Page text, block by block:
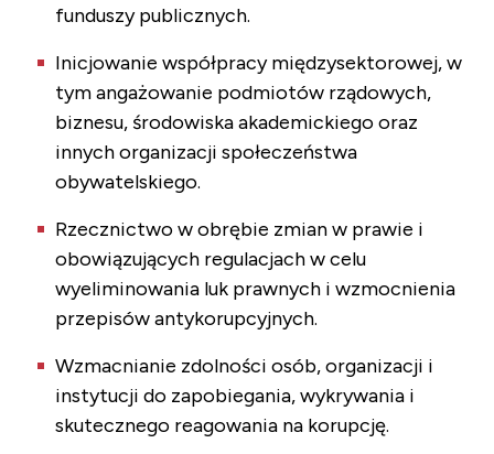
funduszy publicznych.
Inicjowanie współpracy międzysektorowej, w
tym angażowanie podmiotów rządowych,
biznesu, środowiska akademickiego oraz
innych organizacji społeczeństwa
obywatelskiego.
Rzecznictwo w obrębie zmian w prawie i
obowiązujących regulacjach w celu
wyeliminowania luk prawnych i wzmocnienia
przepisów antykorupcyjnych.
Wzmacnianie zdolności osób, organizacji i
instytucji do zapobiegania, wykrywania i
skutecznego reagowania na korupcję.